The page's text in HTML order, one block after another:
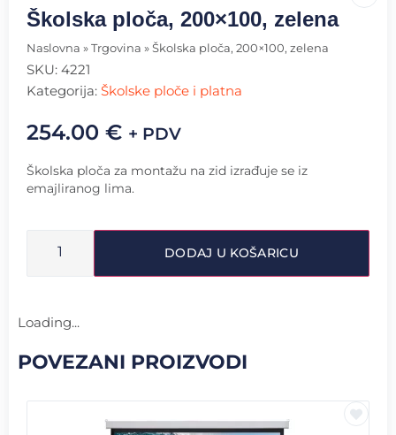
Školska ploča, 200×100, zelena
Naslovna » Trgovina » Školska ploča, 200×100, zelena
SKU: 4221
Kategorija: Školske ploče i platna
254.00 € + PDV
Školska ploča za montažu na zid izrađuje se iz
emajliranog lima.
DODAJ U KOŠARICU
Loading...
POVEZANI PROIZVODI